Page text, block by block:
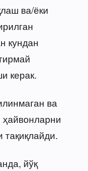
ва/ёки
кундан
керак.
ва
ҳайвонларни
йўқ